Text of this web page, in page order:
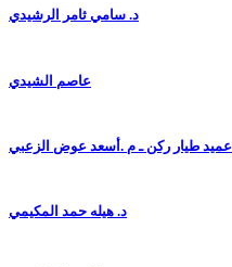
د. سامي ثامر الرشيدي
عاصم الشيدي
عميد طيار ركن ـ م .أسعد عوض الزعبي
د. هيله حمد المكيمي